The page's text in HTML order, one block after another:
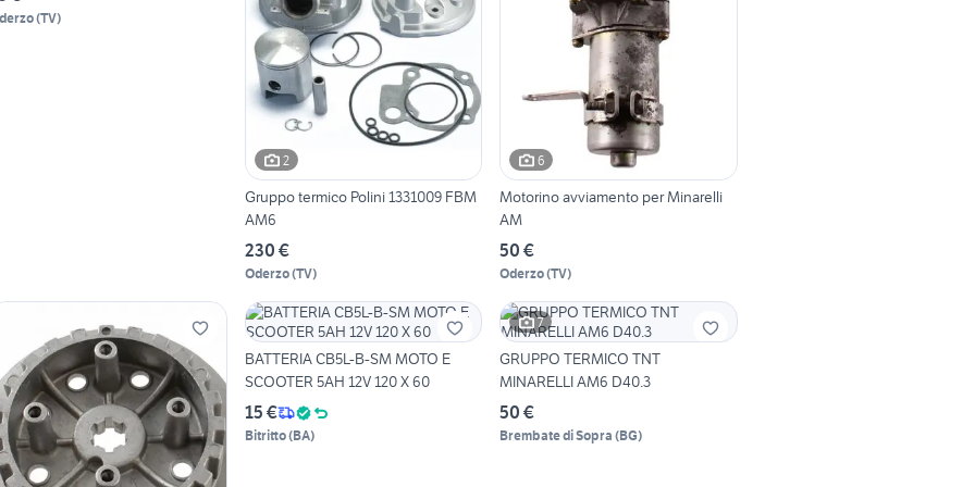
(TV)
2
Gruppo termico Polini 1331009 FBM
AM6
230 €
Oderzo(TV)
6
Motorino avviamento per Minarelli
AM
50 €
Oderzo(TV)
BATTERIA CB5L-B-SM MOTO E
SCOOTER 5AH 12V 120 X 60
15 €
Bitritto(BA)
7
GRUPPO TERMICO TNT
MINARELLI AM6 D40.3
50 €
Brembate di Sopra (BG)